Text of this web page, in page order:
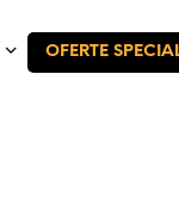
OFERTE